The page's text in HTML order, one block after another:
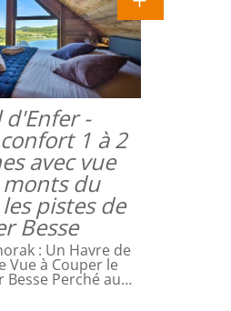
d'Enfer -
1 à 2
avec vue
du
pistes de
Besse
: Un Havre de
Vue à Couper le
Besse Perché au…